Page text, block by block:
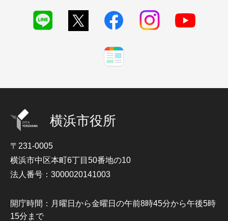
横浜市役所
〒231-0005
横浜市中区本町6丁目50番地の10
法人番号：3000020141003
開庁時間：月曜日から金曜日の午前8時45分から午後5時
15分まで